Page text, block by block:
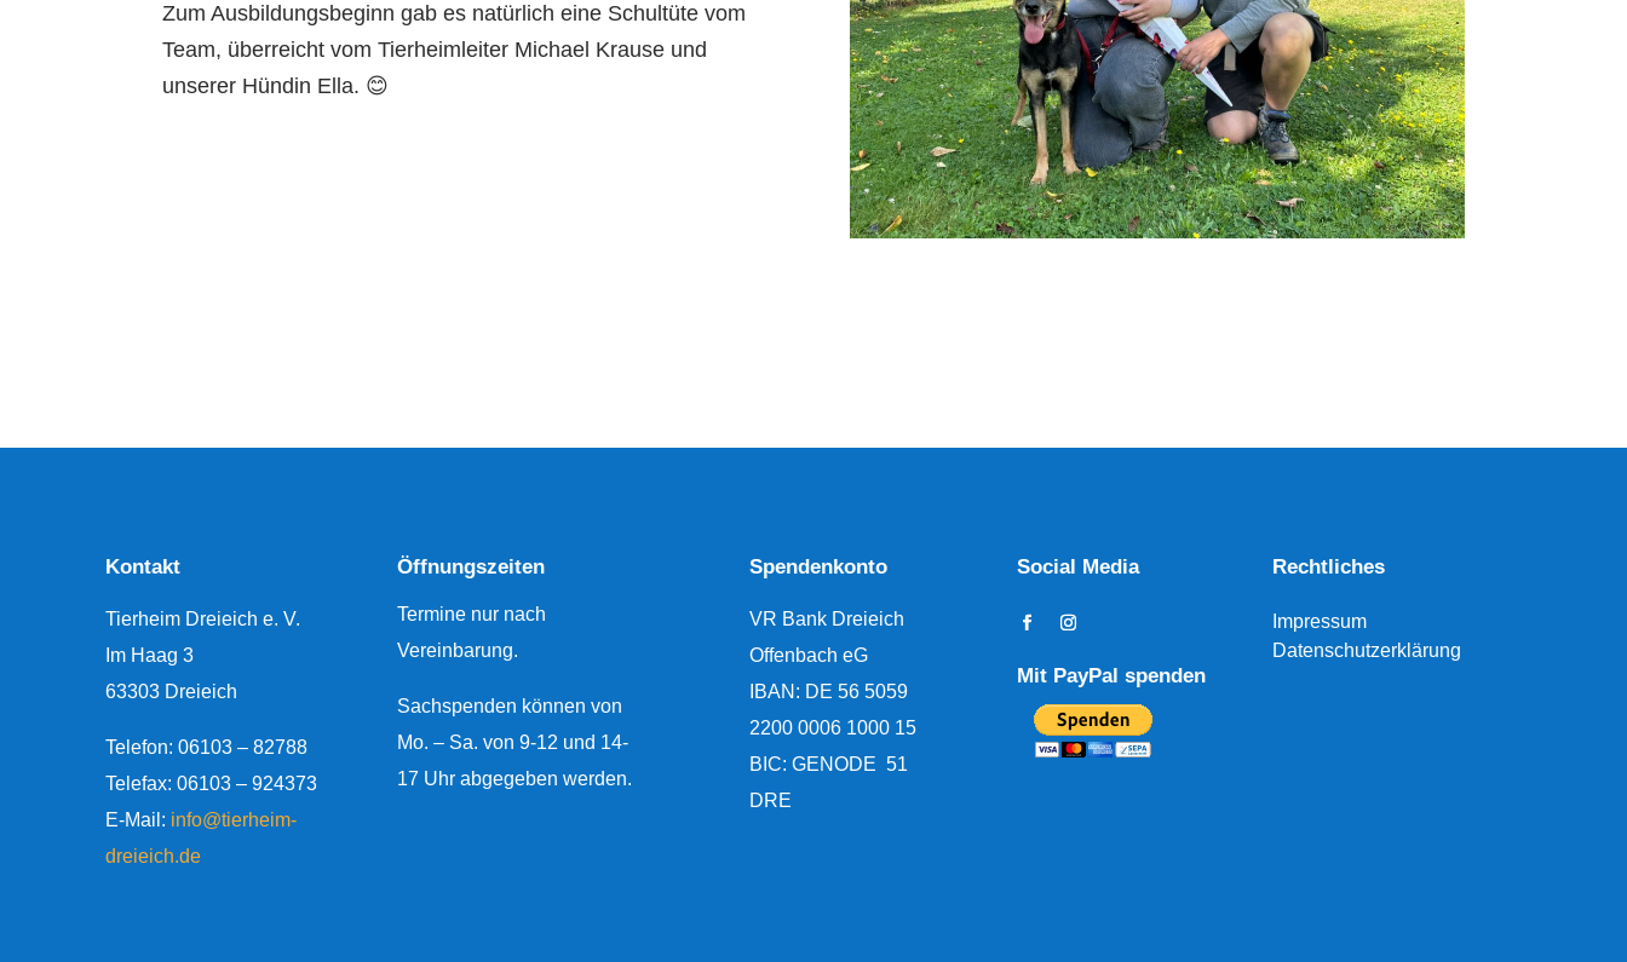
Zum Ausbildungsbeginn gab es natürlich eine Schultüte vom
Team, überreicht vom Tierheimleiter Michael Krause und
unserer Hündin Ella. 😊
Kontakt
Tierheim Dreieich e. V.
Im Haag 3
63303 Dreieich
Telefon: 06103 – 82788
Telefax: 06103 – 924373
E-Mail: info@tierheim-
dreieich.de
Öffnungszeiten
Termine nur nach
Vereinbarung.
Sachspenden können von
Mo. – Sa. von 9-12 und 14-
17 Uhr abgegeben werden.
Spendenkonto
VR Bank Dreieich
Offenbach eG
IBAN: DE 56 5059
2200 0006 1000 15
BIC: GENODE 51
DRE
Social Media
Mit PayPal spenden
Rechtliches
Impressum
Datenschutzerklärung